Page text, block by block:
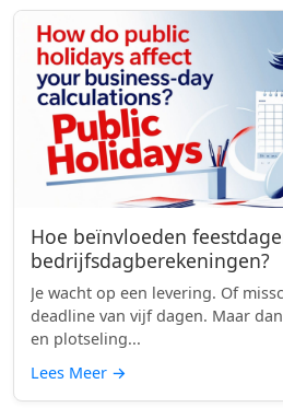
Hoe beïnvloeden
bedrijfsdagberekeningen?
Je wacht op een levering. Of
deadline van vijf dagen. Maar
en plotseling...
Lees Meer →